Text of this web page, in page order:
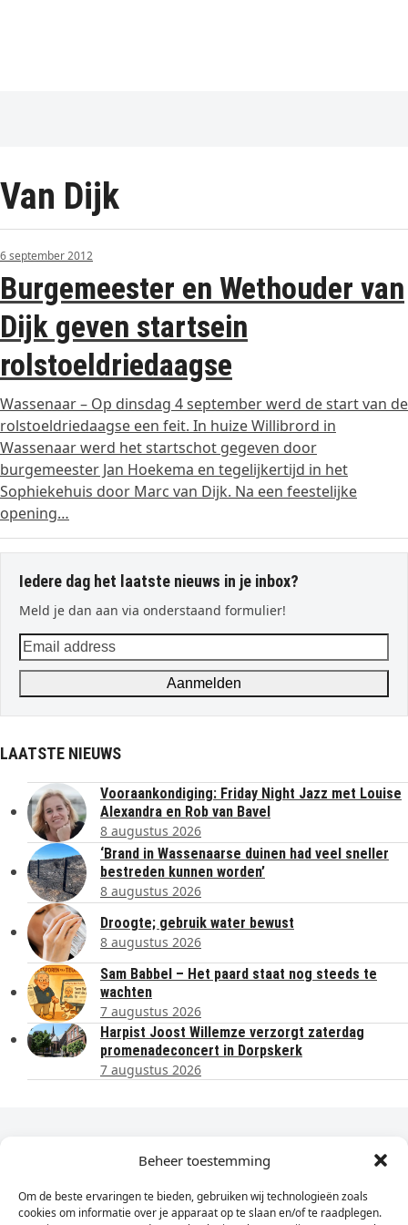
Beheer toestemming
Om de beste ervaringen te bieden, gebruiken wij technologieën zoals
cookies om informatie over je apparaat op te slaan en/of te raadplegen.
Van Dijk
6 september 2012
Burgemeester en Wethouder van
Dijk geven startsein
rolstoeldriedaagse
Wassenaar – Op dinsdag 4 september werd de start van de
rolstoeldriedaagse een feit. In huize Willibrord in
Wassenaar werd het startschot gegeven door
burgemeester Jan Hoekema en tegelijkertijd in het
Sophiekehuis door Marc van Dijk. Na een feestelijke
opening…
Iedere dag het laatste nieuws in je inbox?
Meld je dan aan via onderstaand formulier!
Email
address
Aanmelden
LAATSTE NIEUWS
Vooraankondiging: Friday Night Jazz met Louise
Alexandra en Rob van Bavel
8 augustus 2026
‘Brand in Wassenaarse duinen had veel sneller
bestreden kunnen worden’
8 augustus 2026
Droogte; gebruik water bewust
8 augustus 2026
Sam Babbel – Het paard staat nog steeds te
wachten
7 augustus 2026
Harpist Joost Willemze verzorgt zaterdag
promenadeconcert in Dorpskerk
7 augustus 2026
Dagelijks het laatste nieuws in je e-mail?
Vul